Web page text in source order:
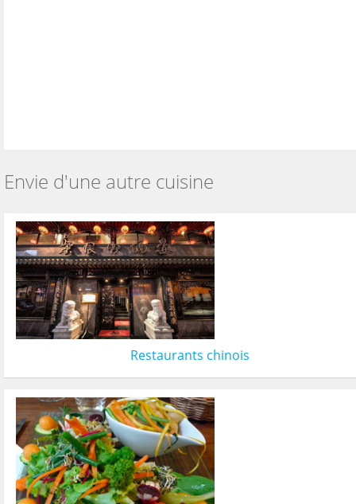
Envie d'une autre cuisine
Restaurants chinois